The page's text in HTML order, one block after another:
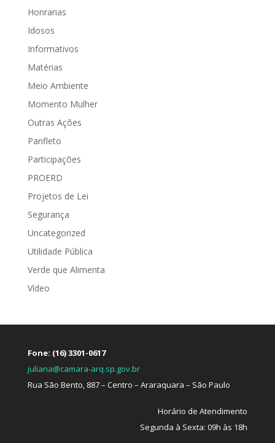
Honrarias
Idosos
Informativos
Matérias
Meio Ambiente
Momento Mulher
Outras Ações
Panfleto
Participações
PROERD
Projetos de Lei
Segurança
Uncategorized
Utilidade Pública
Verde que Alimenta
Vídeo
Fone: (16) 3301-0617
juliana@camara-arq.sp.gov.br
Rua São Bento, 887 – Centro – Araraquara – São Paulo
Horário de Atendimento
Segunda à Sexta: 09h às 18h